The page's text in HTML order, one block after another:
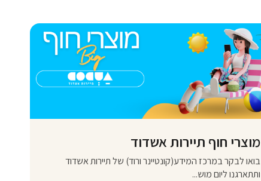
מוצרי חוף תיירות אשדוד
בואו לבקר במרכז המידע(קונטיינר ורוד) של תיירות אשדוד
ותתארגנו ליום מוש...